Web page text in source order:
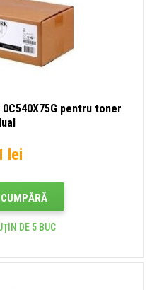
pentru toner
lei
CUMPĂRĂ
DE 5 BUC